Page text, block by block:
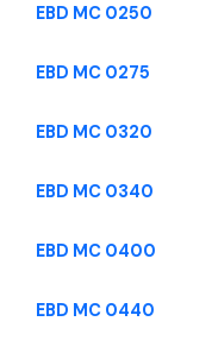
EBD MC 0250
EBD MC 0275
EBD MC 0320
EBD MC 0340
EBD MC 0400
EBD MC 0440